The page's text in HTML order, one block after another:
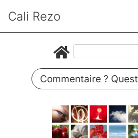
Cali Rezo
Commentaire ?